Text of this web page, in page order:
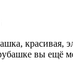
красивая,
вы ещё